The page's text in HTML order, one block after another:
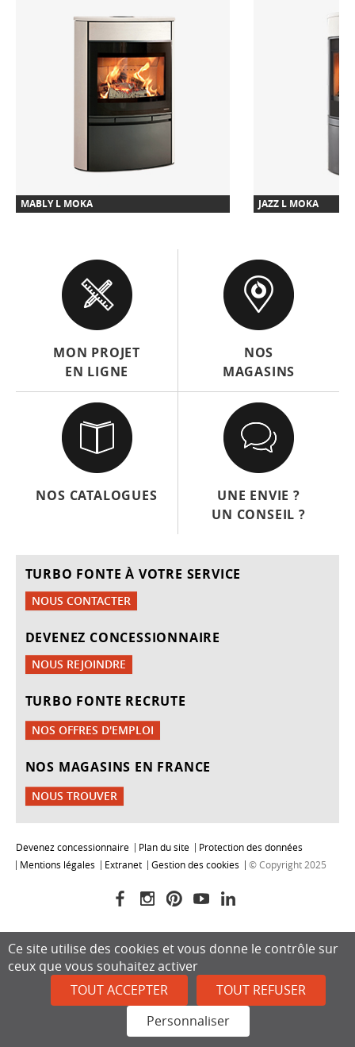
MABLY L MOKA JAZZ L MOKA
MON PROJET
EN LIGNE
NOS
MAGASINS
NOS CATALOGUES
UNE ENVIE ?
UN CONSEIL ?
TURBO FONTE À VOTRE SERVICE
NOUS CONTACTER
DEVENEZ CONCESSIONNAIRE
NOUS REJOINDRE
TURBO FONTE RECRUTE
NOS OFFRES D'EMPLOI
NOS MAGASINS EN FRANCE
NOUS TROUVER
Devenez concessionnaire Plan du site
Protection des données
Mentions légales
Extranet Gestion des cookies © Copyright 2025
Ce site utilise des cookies et vous donne le contrôle sur
ceux que vous souhaitez activer
TOUT ACCEPTER
TOUT REFUSER
Personnaliser